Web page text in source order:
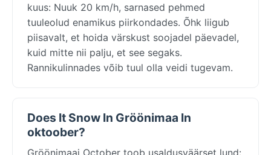
kuus: Nuuk 20 km/h, sarnased pehmed
tuuleolud enamikus piirkondades. Õhk liigub
piisavalt, et hoida värskust soojadel päevadel,
kuid mitte nii palju, et see segaks.
Rannikulinnades võib tuul olla veidi tugevam.
Does It Snow In Gröönimaa In
oktoober?
Gröönimaai October toob usaldusväärset lund: